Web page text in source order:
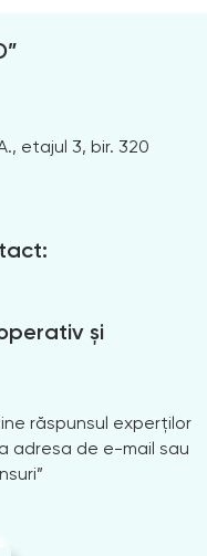
etajul 3, bir. 320
și
răspunsul experților
adresa de e-mail sau